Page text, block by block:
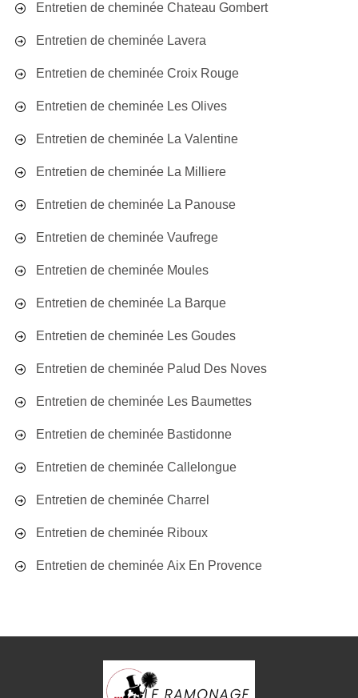
Entretien de cheminée Chateau Gombert
Entretien de cheminée Lavera
Entretien de cheminée Croix Rouge
Entretien de cheminée Les Olives
Entretien de cheminée La Valentine
Entretien de cheminée La Milliere
Entretien de cheminée La Panouse
Entretien de cheminée Vaufrege
Entretien de cheminée Moules
Entretien de cheminée La Barque
Entretien de cheminée Les Goudes
Entretien de cheminée Palud Des Noves
Entretien de cheminée Les Baumettes
Entretien de cheminée Bastidonne
Entretien de cheminée Callelongue
Entretien de cheminée Charrel
Entretien de cheminée Riboux
Entretien de cheminée Aix En Provence